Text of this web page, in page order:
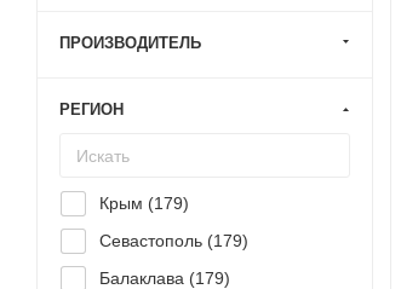
ПРОИЗВОДИТЕЛЬ
РЕГИОН
Крым (179)
Севастополь (179)
Балаклава (179)